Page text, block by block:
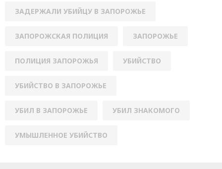
ЗАДЕРЖАЛИ УБИЙЦУ В ЗАПОРОЖЬЕ
ЗАПОРОЖСКАЯ ПОЛИЦИЯ ЗАПОРОЖЬЕ
ПОЛИЦИЯ ЗАПОРОЖЬЯ УБИЙСТВО
УБИЙСТВО В ЗАПОРОЖЬЕ
УБИЛ В ЗАПОРОЖЬЕ УБИЛ ЗНАКОМОГО
УМЫШЛЕННОЕ УБИЙСТВО